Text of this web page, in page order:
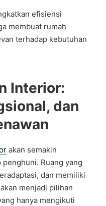
efisiensi
membuat rumah
terhadap kebutuhan
Interior:
dan
akan semakin
Ruang yang
dan memiliki
menjadi pilihan
hanya mengikuti